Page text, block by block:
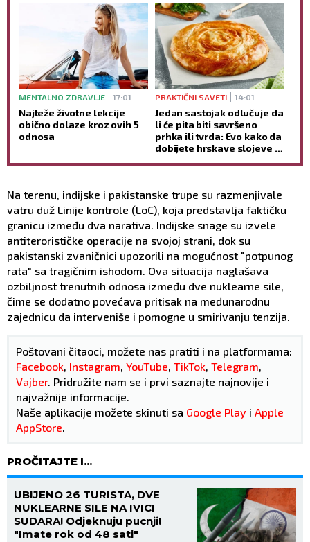
MENTALNO ZDRAVLJE 17:01
Najteže životne lekcije
obično dolaze kroz ovih 5
odnosa
PRAKTIČNI SAVETI 14:01
Jedan sastojak odlučuje da
li će pita biti savršeno
prhka ili tvrda: Evo kako da
dobijete hrskave slojeve -
Na terenu, indijske i pakistanske trupe su razmenjivale
vatru duž Linije kontrole (LoC), koja predstavlja faktičku
granicu između dva narativa. Indijske snage su izvele
antiterorističke operacije na svojoj strani, dok su
pakistanski zvaničnici upozorili na mogućnost "potpunog
rata" sa tragičnim ishodom. Ova situacija naglašava
ozbiljnost trenutnih odnosa između dve nuklearne sile,
čime se dodatno povećava pritisak na međunarodnu
zajednicu da interveniše i pomogne u smirivanju tenzija.
Poštovani čitaoci, možete nas pratiti i na platformama:
Facebook, Instagram, YouTube, TikTok, Telegram,
Vajber. Pridružite nam se i prvi saznajte najnovije i
najvažnije informacije.
Naše aplikacije možete skinuti sa Google Play i Apple
AppStore.
PROČITAJTE I...
UBIJENO 26 TURISTA, DVE
NUKLEARNE SILE NA IVICI
SUDARA! Odjeknuju pucnji!
"Imate rok od 48 sati"